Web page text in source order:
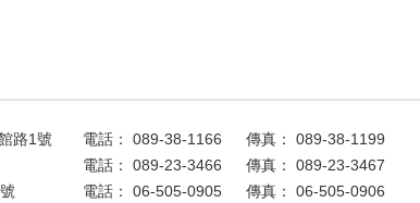
路1號 電話： 089-38-1166
傳真： 089-38-1199
電話： 089-23-3466
傳真： 089-23-3467
電話： 06-505-0905
傳真： 06-505-0906